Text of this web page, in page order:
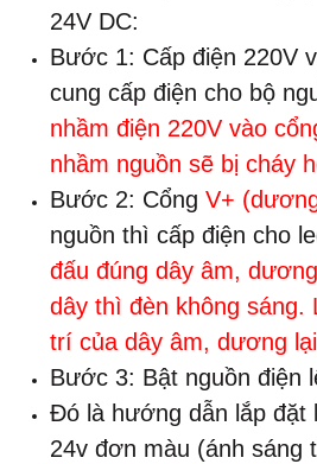
24V DC:
Bước 1: Cấp điện 220V
cung cấp điện cho bộ
nhầm điện 220V vào
nhầm nguồn sẽ bị cháy
Bước 2: Cổng V+
nguồn thì cấp điện cho
đấu đúng dây âm,
dây thì đèn không sáng.
trí của dây âm, dương
Bước 3: Bật nguồn điện
Đó là hướng dẫn lắp đặt
24v đơn màu (ánh sáng